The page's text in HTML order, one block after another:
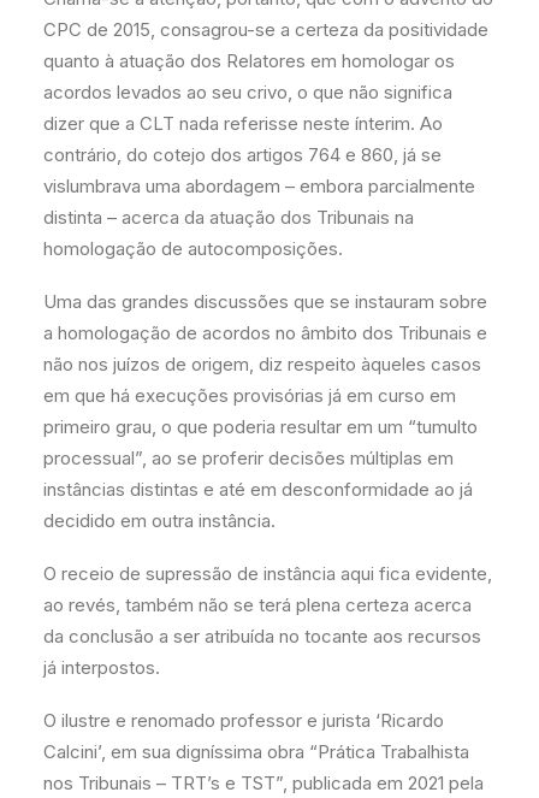
CPC de 2015, consagrou-se a certeza da positividade
quanto à atuação dos Relatores em homologar os
acordos levados ao seu crivo, o que não significa
dizer que a CLT nada referisse neste ínterim. Ao
contrário, do cotejo dos artigos 764 e 860, já se
vislumbrava uma abordagem – embora parcialmente
distinta – acerca da atuação dos Tribunais na
homologação de autocomposições.
Uma das grandes discussões que se instauram sobre
a homologação de acordos no âmbito dos Tribunais e
não nos juízos de origem, diz respeito àqueles casos
em que há execuções provisórias já em curso em
primeiro grau, o que poderia resultar em um “tumulto
processual”, ao se proferir decisões múltiplas em
instâncias distintas e até em desconformidade ao já
decidido em outra instância.
O receio de supressão de instância aqui fica evidente,
ao revés, também não se terá plena certeza acerca
da conclusão a ser atribuída no tocante aos recursos
já interpostos.
O ilustre e renomado professor e jurista ‘Ricardo
Calcini’, em sua digníssima obra “Prática Trabalhista
nos Tribunais – TRT’s e TST”, publicada em 2021 pela